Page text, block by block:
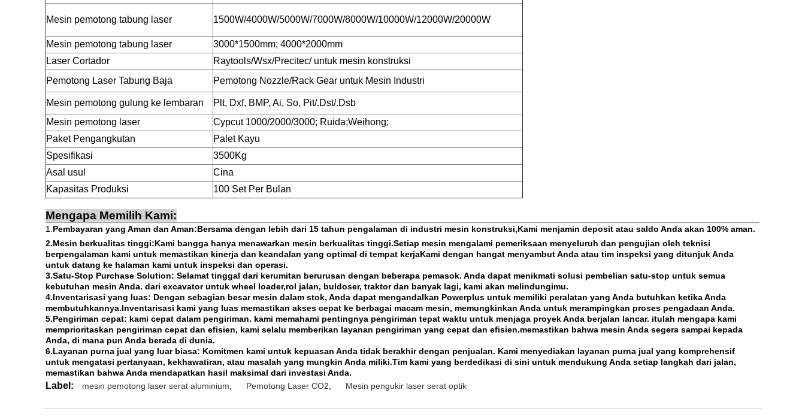
Mesin pemotong tabung laser 1500W/4000W/5000W/7000W/8000W/10000W/12000W/20000W
Mesin pemotong tabung laser
3000*1500mm; 4000*2000mm
Laser Cortador
Raytools/Wsx/Precitec/ untuk mesin konstruksi
Pemotong Laser Tabung Baja
Pemotong Nozzle/Rack Gear untuk Mesin Industri
Mesin pemotong gulung ke lembaran
Plt, Dxf, BMP, Ai, So, Pit/.Dst/.Dsb
Mesin pemotong laser
Cypcut 1000/2000/3000; Ruida;Weihong;
Paket Pengangkutan
Palet Kayu
Spesifikasi
3500Kg
Asal usul
Cina
Kapasitas Produksi
100 Set Per Bulan
Mengapa Memilih Kami:
1. Pembayaran yang Aman dan Aman:Bersama dengan lebih dari 15 tahun pengalaman di industri mesin konstruksi,Kami menjamin deposit atau saldo Anda akan 100% aman.
2.Mesin berkualitas tinggi:Kami bangga hanya menawarkan mesin berkualitas tinggi.Setiap mesin mengalami pemeriksaan menyeluruh dan pengujian oleh teknisi
berpengalaman kami untuk memastikan kinerja dan keandalan yang optimal di tempat kerjaKami dengan hangat menyambut Anda atau tim inspeksi yang ditunjuk Anda
untuk datang ke halaman kami untuk inspeksi dan operasi.
3.Satu-Stop Purchase Solution: Selamat tinggal dari kerumitan berurusan dengan beberapa pemasok. Anda dapat menikmati solusi pembelian satu-stop untuk semua
kebutuhan mesin Anda. dari excavator untuk wheel loader,rol jalan, buldoser, traktor dan banyak lagi, kami akan melindungimu.
4.Inventarisasi yang luas: Dengan sebagian besar mesin dalam stok, Anda dapat mengandalkan Powerplus untuk memiliki peralatan yang Anda butuhkan ketika Anda
membutuhkannya.Inventarisasi kami yang luas memastikan akses cepat ke berbagai macam mesin, memungkinkan Anda untuk merampingkan proses pengadaan Anda.
5.Pengiriman cepat: kami cepat dalam pengiriman. kami memahami pentingnya pengiriman tepat waktu untuk menjaga proyek Anda berjalan lancar. itulah mengapa kami
memprioritaskan pengiriman cepat dan efisien, kami selalu memberikan layanan pengiriman yang cepat dan efisien.memastikan bahwa mesin Anda segera sampai kepada
Anda, di mana pun Anda berada di dunia.
6.Layanan purna jual yang luar biasa: Komitmen kami untuk kepuasan Anda tidak berakhir dengan penjualan. Kami menyediakan layanan purna jual yang komprehensif
untuk mengatasi pertanyaan, kekhawatiran, atau masalah yang mungkin Anda miliki.Tim kami yang berdedikasi di sini untuk mendukung Anda setiap langkah dari jalan,
memastikan bahwa Anda mendapatkan hasil maksimal dari investasi Anda.
Label: mesin pemotong laser serat aluminium Pemotong Laser CO2 Mesin pengukir laser serat optik